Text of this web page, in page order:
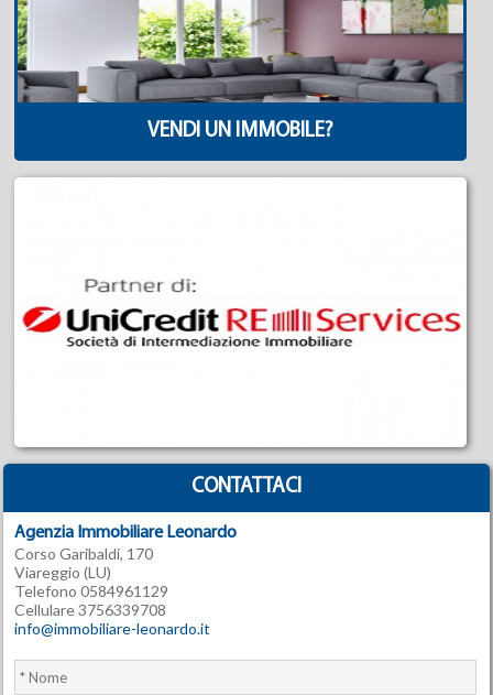
VENDI UN IMMOBILE?
CONTATTACI
Agenzia Immobiliare Leonardo
Corso Garibaldi, 170
Viareggio (LU)
Telefono 0584961129
Cellulare 3756339708
info@immobiliare-leonardo.it